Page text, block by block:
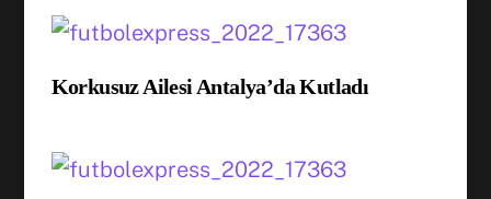
Korkusuz Ailesi Antalya’da Kutladı